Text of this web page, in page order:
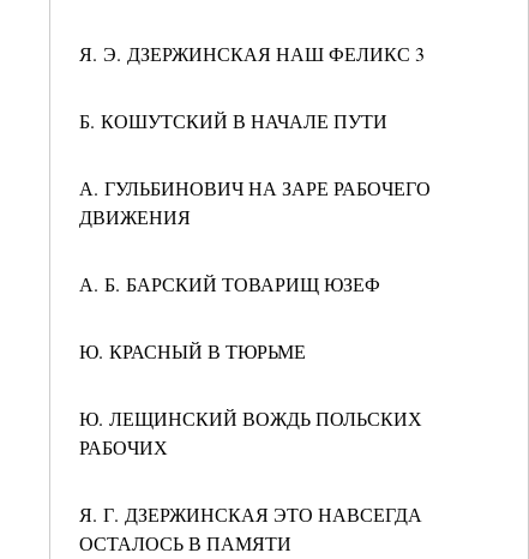
Я. Э. ДЗЕРЖИНСКАЯ НАШ ФЕЛИКС 3
Б. КОШУТСКИЙ В НАЧАЛЕ ПУТИ
А. ГУЛЬБИНОВИЧ НА ЗАРЕ РАБОЧЕГО
ДВИЖЕНИЯ
А. Б. БАРСКИЙ ТОВАРИЩ ЮЗЕФ
Ю. КРАСНЫЙ В ТЮРЬМЕ
Ю. ЛЕЩИНСКИЙ ВОЖДЬ ПОЛЬСКИХ
РАБОЧИХ
Я. Г. ДЗЕРЖИНСКАЯ ЭТО НАВСЕГДА
ОСТАЛОСЬ В ПАМЯТИ